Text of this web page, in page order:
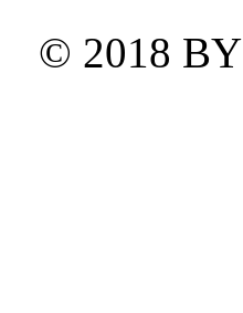
© 2018 BY